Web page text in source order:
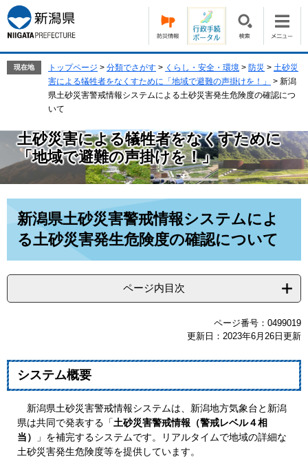
ー
ジ
の
ニ
ュ
ー
へ
現在地 トップページ > 分類でさがす > くらし・安全・環境 > 防災 > 土砂災
害による犠牲者をなくすために「地域で避難の声掛けを！」
> 新潟
県土砂災害警戒情報システムによる土砂災害発生危険度の確認につ
いて
土砂災害による犠牲者をなくすために
「地域で避難の声掛けを！」
新潟県土砂災害警戒情報システムによ
る土砂災害発生危険度の確認について
ページ内目次
ページ番号：0499019
更新日：2023年6月26日更新
システム概要
新潟県土砂災害警戒情報システムは、新潟地方気象台と新潟
県は共同で発表する「土砂災害警戒情報（警戒レベル４相
当）
」を補完するシステムです。リアルタイムで地域の詳細な
土砂災害発生危険度等を提供しています。